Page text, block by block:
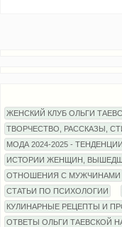
ЖЕНСКИЙ КЛУБ ОЛЬГИ
ТВОРЧЕСТВО, РАССКАЗЫ,
МОДА 2024-2025 -
ИСТОРИИ ЖЕНЩИН,
ОТНОШЕНИЯ С МУЖЧИНАМИ
СТАТЬИ ПО ПСИХОЛОГИИ
КУЛИНАРНЫЕ РЕЦЕПТЫ И
ОТВЕТЫ ОЛЬГИ ТАЕВСКОЙ